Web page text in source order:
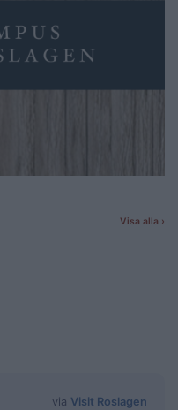
via Visit Roslagen